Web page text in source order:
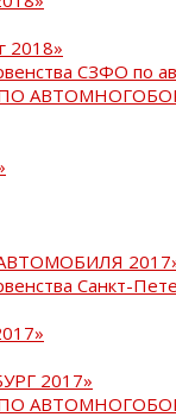
2018»
СЗФО по
Санкт-
2017»